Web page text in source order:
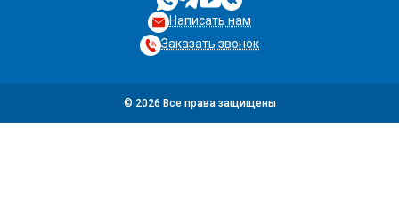
Написать нам
Заказать звонок
© 2026 Все права защищены